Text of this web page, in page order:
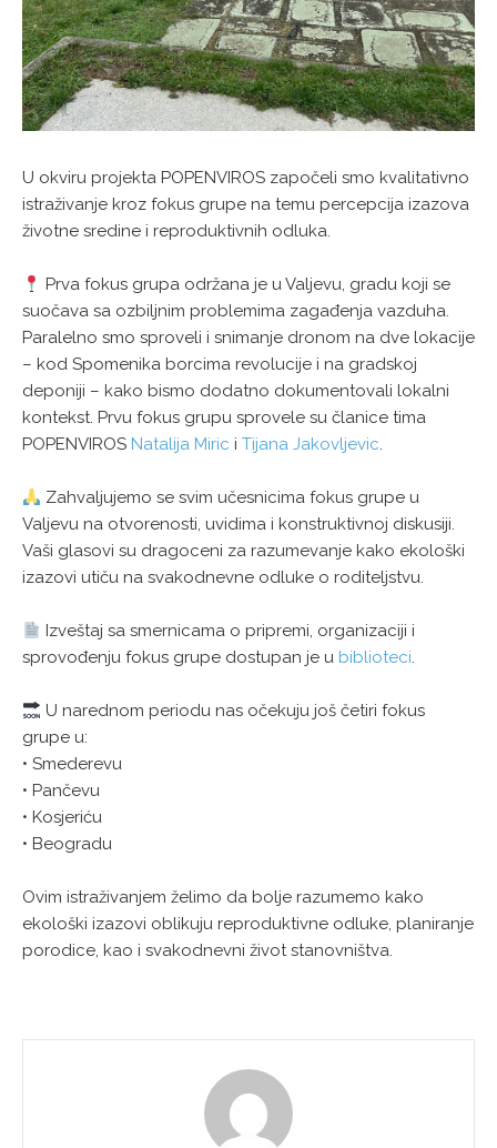
U okviru projekta POPENVIROS započeli smo kvalitativno
istraživanje kroz fokus grupe na temu percepcija izazova
životne sredine i reproduktivnih odluka.
Prva fokus grupa održana je u Valjevu, gradu koji se
suočava sa ozbiljnim problemima zagađenja vazduha.
Paralelno smo sproveli i snimanje dronom na dve lokacije
– kod Spomenika borcima revolucije i na gradskoj
deponiji – kako bismo dodatno dokumentovali lokalni
kontekst. Prvu fokus grupu sprovele su članice tima
POPENVIROS Natalija Miric i Tijana Jakovljevic.
Zahvaljujemo se svim učesnicima fokus grupe u
Valjevu na otvorenosti, uvidima i konstruktivnoj diskusiji.
Vaši glasovi su dragoceni za razumevanje kako ekološki
izazovi utiču na svakodnevne odluke o roditeljstvu.
Izveštaj sa smernicama o pripremi, organizaciji i
sprovođenju fokus grupe dostupan je u biblioteci.
U narednom periodu nas očekuju još četiri fokus
grupe u:
• Smederevu
• Pančevu
• Kosjeriću
• Beogradu
Ovim istraživanjem želimo da bolje razumemo kako
ekološki izazovi oblikuju reproduktivne odluke, planiranje
porodice, kao i svakodnevni život stanovništva.